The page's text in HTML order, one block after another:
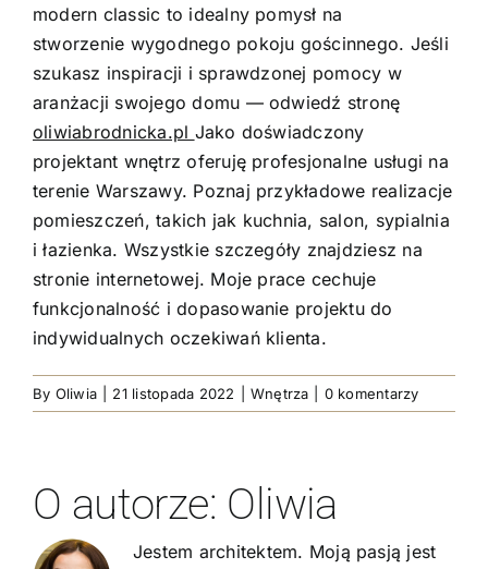
modern classic to idealny pomysł na
stworzenie wygodnego pokoju gościnnego. Jeśli
szukasz inspiracji i sprawdzonej pomocy w
aranżacji swojego domu — odwiedź stronę
oliwiabrodnicka.pl Jako doświadczony
projektant wnętrz oferuję profesjonalne usługi na
terenie Warszawy. Poznaj przykładowe realizacje
pomieszczeń, takich jak kuchnia, salon, sypialnia
i łazienka. Wszystkie szczegóły znajdziesz na
stronie internetowej. Moje prace cechuje
funkcjonalność i dopasowanie projektu do
indywidualnych oczekiwań klienta.
By Oliwia 21 listopada 2022 Wnętrza 0 komentarzy
O autorze: Oliwia
Jestem architektem. Moją pasją jest